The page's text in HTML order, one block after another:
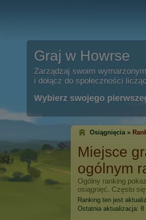
Graj w Howrse
Zarządzaj swoim
i dołącz do społeczności
Wybierz swojego
Osiągnięcia »
Miejsce
ogólnym
Ogólny ranking
osiągnięć. Często
Ranking ten jest
Ostatnia aktualizacja: 8